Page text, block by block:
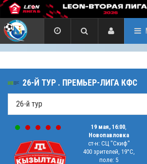
26-Й ТУР . ПРЕМЬЕР-ЛИГА КФС
19 мая, 16:00
Новопавловка
ст-н: СЦ "Скиф"
400 зрителей, 19°C,
поле: 5